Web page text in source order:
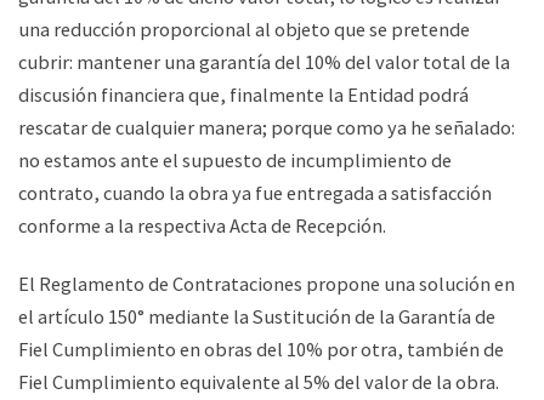
una reducción proporcional al objeto que se pretende
cubrir: mantener una garantía del 10% del valor total de la
discusión financiera que, finalmente la Entidad podrá
rescatar de cualquier manera; porque como ya he señalado:
no estamos ante el supuesto de incumplimiento de
contrato, cuando la obra ya fue entregada a satisfacción
conforme a la respectiva Acta de Recepción.
El Reglamento de Contrataciones propone una solución en
el artículo 150° mediante la Sustitución de la Garantía de
Fiel Cumplimiento en obras del 10% por otra, también de
Fiel Cumplimiento equivalente al 5% del valor de la obra.